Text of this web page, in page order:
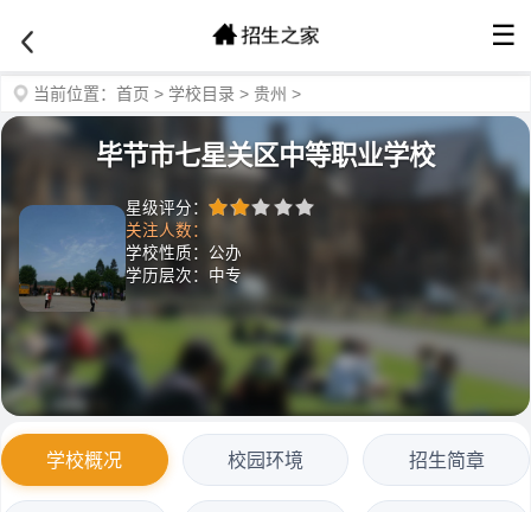
☰
当前位置： 首页 > 学校目录 > 贵州 >
毕节市七星关区中等职业学校
星级评分：
关注人数：
学校性质：公办
学历层次：中专
学校概况 校园环境 招生简章